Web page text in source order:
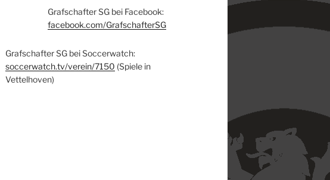
Grafschafter SG bei Facebook:
facebook.com/GrafschafterSG
Grafschafter SG bei Soccerwatch:
soccerwatch.tv/verein/7150 (Spiele in
Vettelhoven)